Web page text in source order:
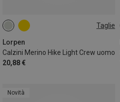
Taglie
Lorpen
Calzini Merino Hike Light Crew uomo
20,88 €
39|40|41|42
Novità